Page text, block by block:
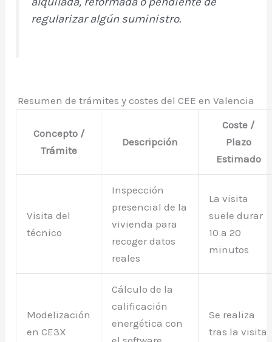
regularizar algún suministro.
Resumen de trámites y costes del CEE en Valencia
Concepto /
Trámite
Descripción
Coste /
Plazo
Estimado
Visita del
técnico
Inspección
presencial de la
vivienda para
recoger datos
reales
La visita
suele durar
10 a 20
minutos
Modelización
en CE3X
Cálculo de la
calificación
energética con
Se realiza
tras la visita